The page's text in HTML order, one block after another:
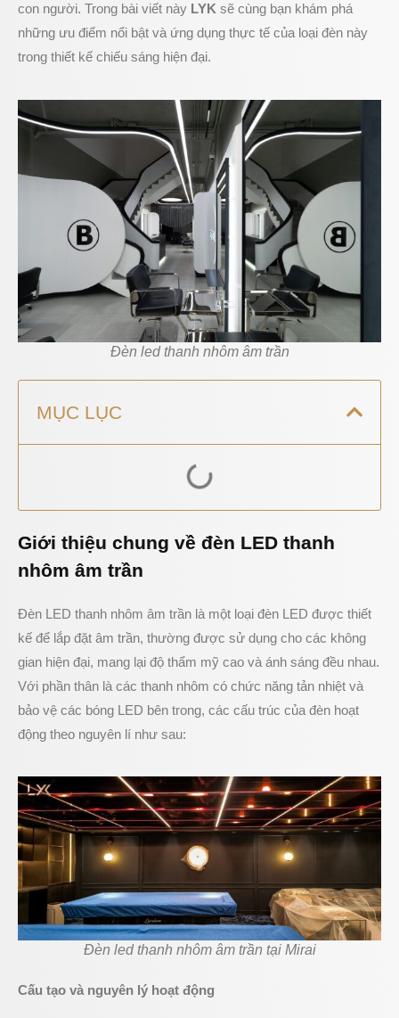
con người. Trong bài viết này LYK sẽ cùng bạn khám phá
những ưu điểm nổi bật và ứng dụng thực tế của loại đèn này
trong thiết kế chiếu sáng hiện đại.
Đèn led thanh nhôm âm trần
MỤC LỤC
Giới thiệu chung về đèn LED thanh
nhôm âm trần
Đèn LED thanh nhôm âm trần là một loại đèn LED được thiết
kế để lắp đặt âm trần, thường được sử dụng cho các không
gian hiện đại, mang lại độ thẩm mỹ cao và ánh sáng đều nhau.
Với phần thân là các thanh nhôm có chức năng tản nhiệt và
bảo vệ các bóng LED bên trong, các cấu trúc của đèn hoạt
động theo nguyên lí như sau:
Đèn led thanh nhôm âm trần tại Mirai
Cấu tạo và nguyên lý hoạt động